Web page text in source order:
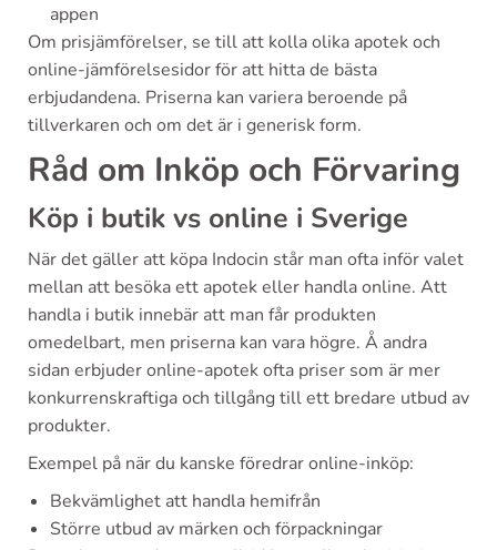
appen
Om prisjämförelser, se till att kolla olika apotek och
online-jämförelsesidor för att hitta de bästa
erbjudandena. Priserna kan variera beroende på
tillverkaren och om det är i generisk form.
Råd om Inköp och Förvaring
Köp i butik vs online i Sverige
När det gäller att köpa Indocin står man ofta inför valet
mellan att besöka ett apotek eller handla online. Att
handla i butik innebär att man får produkten
omedelbart, men priserna kan vara högre. Å andra
sidan erbjuder online-apotek ofta priser som är mer
konkurrenskraftiga och tillgång till ett bredare utbud av
produkter.
Exempel på när du kanske föredrar online-inköp:
Bekvämlighet att handla hemifrån
Större utbud av märken och förpackningar